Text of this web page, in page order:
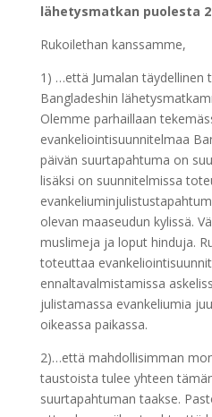
lähetysmatkan puolesta
Rukoilethan kanssamme,
1) …että Jumalan täydellinen
Bangladeshin
Olemme parhaillaan
evankeliointisuunnitelmaa
päivän suurtapahtuma on
lisäksi on suunnitelmissa
olevan maaseudun kylissä.
muslimeja ja loput hinduja.
toteuttaa
ennaltavalmistamissa
julistamassa evankeliumia
oikeassa paikassa.
2)…että mahdollisimman
taustoista tulee yhteen
suurtapahtuman taakse.